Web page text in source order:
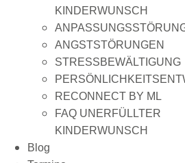
KINDERWUNSCH
ANGSTSTÖRUNGEN
STRESSBEWÄLTIGUNG
RECONNECT BY ML
FAQ UNERFÜLLTER
KINDERWUNSCH
Blog